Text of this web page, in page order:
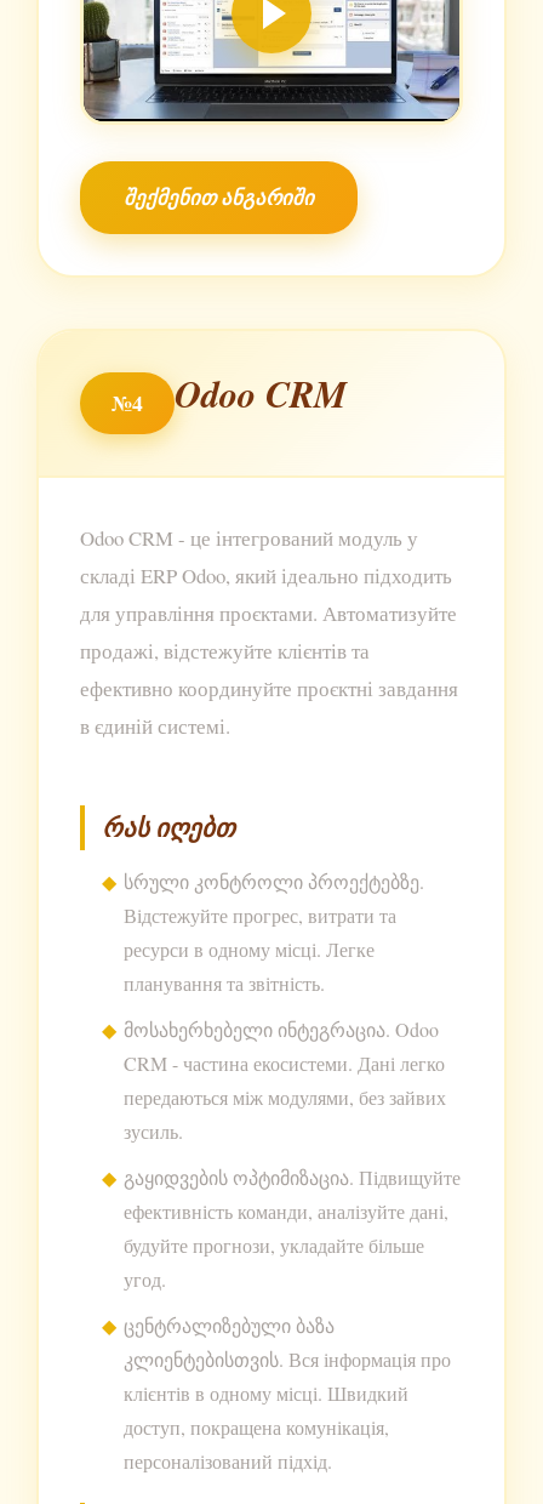
შექმენით ანგარიში
№4 Odoo CRM
Odoo CRM - це інтегрований модуль у
складі ERP Odoo, який ідеально підходить
для управління проєктами. Автоматизуйте
продажі, відстежуйте клієнтів та
ефективно координуйте проєктні завдання
в єдиній системі.
რას იღებთ
სრული კონტროლი პროექტებზე.
Відстежуйте прогрес, витрати та
ресурси в одному місці. Легке
планування та звітність.
მოსახერხებელი ინტეგრაცია. Odoo
CRM - частина екосистеми. Дані легко
передаються між модулями, без зайвих
зусиль.
გაყიდვების ოპტიმიზაცია. Підвищуйте
ефективність команди, аналізуйте дані,
будуйте прогнози, укладайте більше
угод.
ცენტრალიზებული ბაზა
კლიენტებისთვის. Вся інформація про
клієнтів в одному місці. Швидкий
доступ, покращена комунікація,
персоналізований підхід.